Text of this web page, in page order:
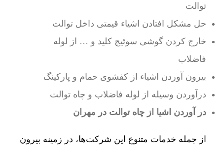
توالت
حل مشکل افتادن اشیاء قیمتی داخل توالت
خارج کردن گوشی سوئیچ کلید و … از لوله
فاضلاب
بیرون آوردن اشیاء از کفشوی حمام و پارکینگ
درآوردن وسیله از لوله فاضلاب و چاه توالت
در آوردن اشیا از چاه توالت در مهران
از جمله خدمات متنوع این شرکت‌ها، در زمینه بیرون